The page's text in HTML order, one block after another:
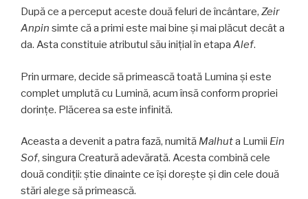
După ce a perceput aceste două feluri de încântare, Zeir
Anpin simte că a primi este mai bine și mai plăcut decât a
da. Asta constituie atributul său inițial în etapa Alef.
Prin urmare, decide să primească toată Lumina și este
complet umplută cu Lumină, acum însă conform propriei
dorințe. Plăcerea sa este infinită.
Aceasta a devenit a patra fază, numită Malhuta Lumii Ein
Sof, singura Creatură adevărată. Acesta combină cele
două condiții: știe dinainte ce își dorește și din cele două
stări alege să primească.